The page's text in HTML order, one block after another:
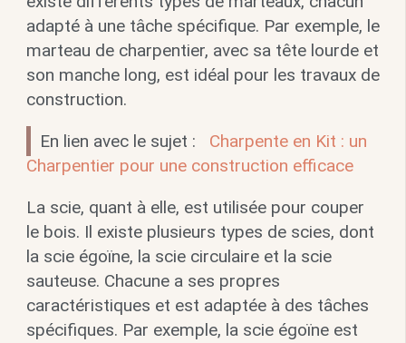
adapté à une tâche spécifique. Par exemple, le
marteau de charpentier, avec sa tête lourde et
son manche long, est idéal pour les travaux de
construction.
En lien avec le sujet :
Charpente en Kit : un
Charpentier pour une construction efficace
La scie, quant à elle, est utilisée pour couper
le bois. Il existe plusieurs types de scies, dont
la scie égoïne, la scie circulaire et la scie
sauteuse. Chacune a ses propres
caractéristiques et est adaptée à des tâches
spécifiques. Par exemple, la scie égoïne est